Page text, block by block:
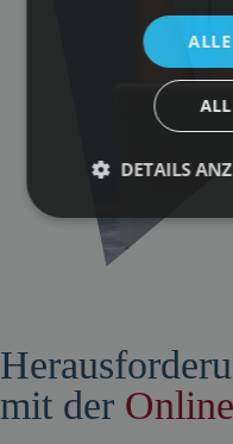
mit der
DETAILS